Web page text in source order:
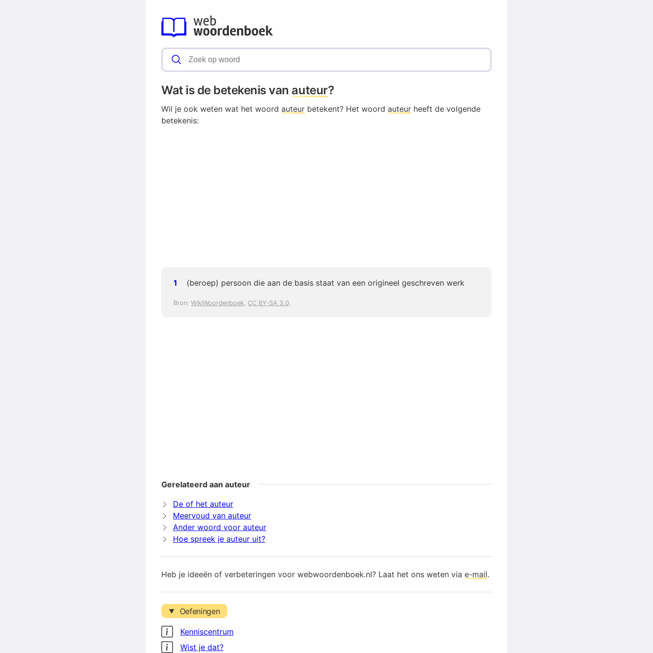
Wat is de betekenis van auteur?
Wil je ook weten wat het woord auteur betekent? Het woord auteur heeft de volgende
betekenis:
(beroep) persoon die aan de basis staat van een origineel geschreven werk
Bron: WikiWoordenboek, CC BY-SA 3.0.
Gerelateerd aan auteur
De of het auteur
Meervoud van auteur
Ander woord voor auteur
Hoe spreek je auteur uit?
Heb je ideeën of verbeteringen voor webwoordenboek.nl? Laat het ons weten via e-mail.
Oefeningen
Kenniscentrum
Wist je dat?